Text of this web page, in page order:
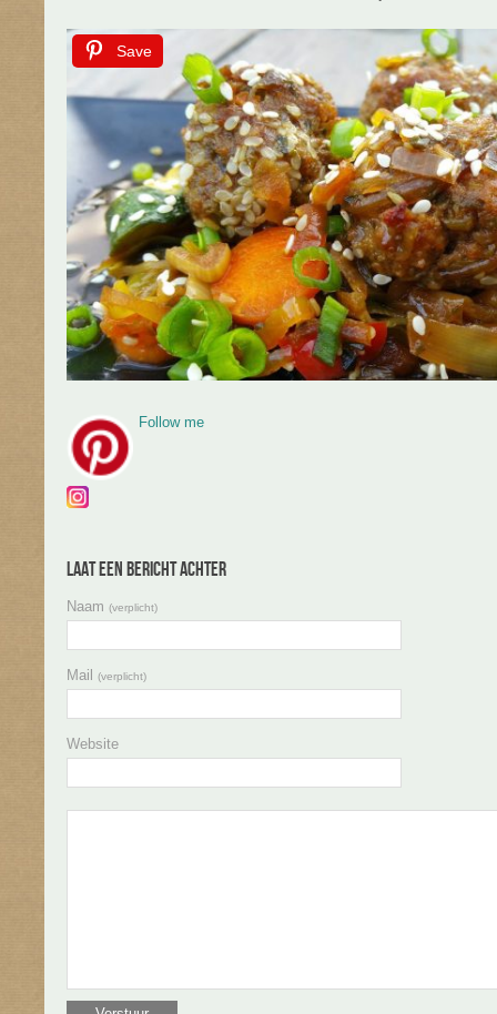
Save
Follow me
Laat een bericht achter
Naam (verplicht)
Mail (verplicht)
Website